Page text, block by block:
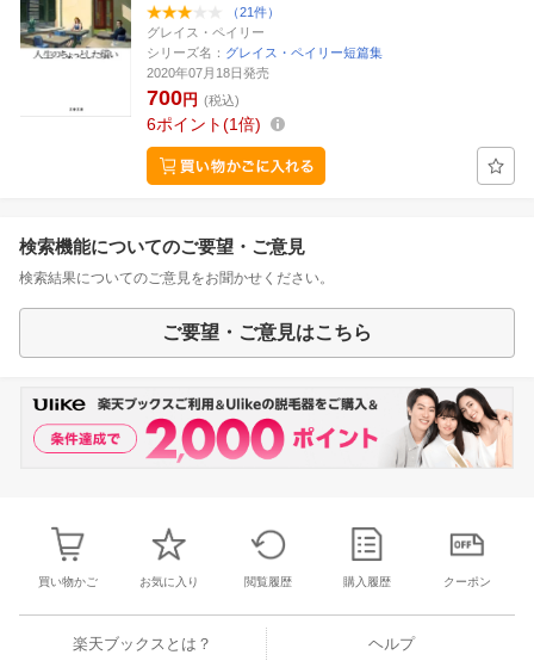
（21件）
グレイス・ペイリー
シリーズ名： グレイス・ペイリー短篇集
2020年07月18日発売
700円 (税込)
6ポイント 1倍
検索機能についてのご要望・ご意見
検索結果についてのご意見をお聞かせください。
ご要望・ご意見はこちら
買い物かご お気に入り 閲覧履歴 購入履歴 クーポン
楽天ブックスとは？ ヘルプ